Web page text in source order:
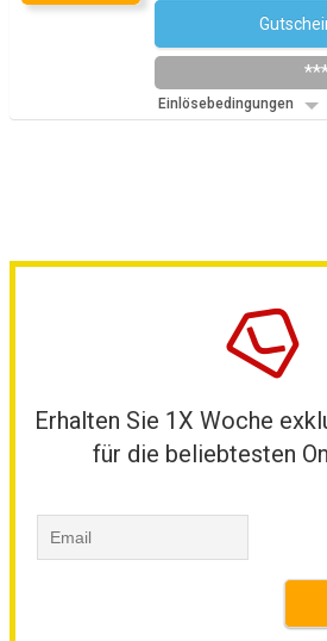
Einlösebedingungen
Erhalten Sie 1X Woche
für die beliebtesten